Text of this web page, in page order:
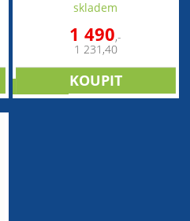
skladem
1 490,-
1 231,40